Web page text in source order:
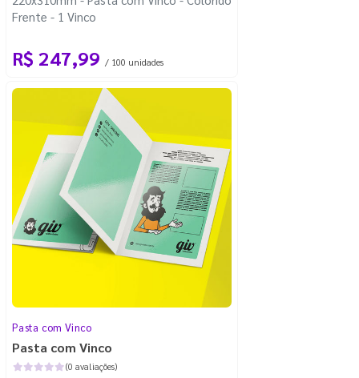
Frente - 1 Vinco
R$ 247,99 / 100 unidades
Pasta com Vinco
Pasta com Vinco
(0 avaliações)